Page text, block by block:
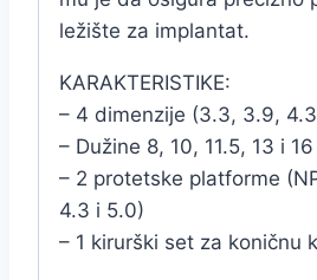
ležište za implantat.
KARAKTERISTIKE:
– 4 dimenzije (3.3, 3.9,
– Dužine 8, 10, 11.5, 13 i
– 2 protetske platforme
4.3 i 5.0)
– 1 kirurški set za koničnu